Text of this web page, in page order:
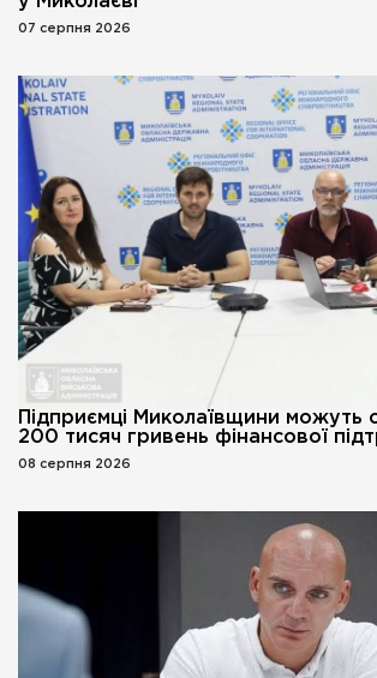
07 серпня 2026
Підприємці Миколаївщини можуть
200 тисяч гривень фінансової
08 серпня 2026